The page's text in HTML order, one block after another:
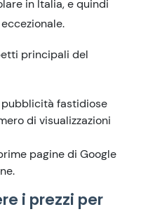
in Italia, e quindi
principali del
fastidiose
di visualizzazioni
pagine di Google
i prezzi per